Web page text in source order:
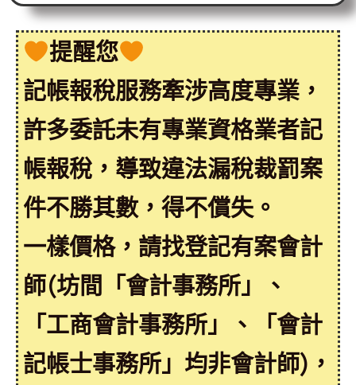
提醒您
記帳報稅服務牽涉高度專業，
許多委託未有專業資格業者記
帳報稅，導致違法漏稅裁罰案
件不勝其數，得不償失。
一樣價格，請找登記有案會計
師(坊間「會計事務所」、
「工商會計事務所」、「會計
記帳士事務所」均非會計師)，